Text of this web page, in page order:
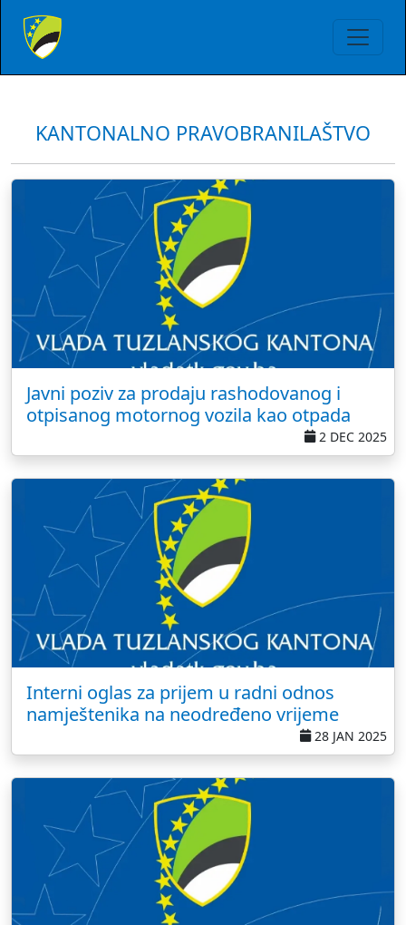
KANTONALNO PRAVOBRANILAŠTVO
Javni poziv za prodaju rashodovanog i
otpisanog motornog vozila kao otpada
2 DEC 2025
Interni oglas za prijem u radni odnos
namještenika na neodređeno vrijeme
28 JAN 2025